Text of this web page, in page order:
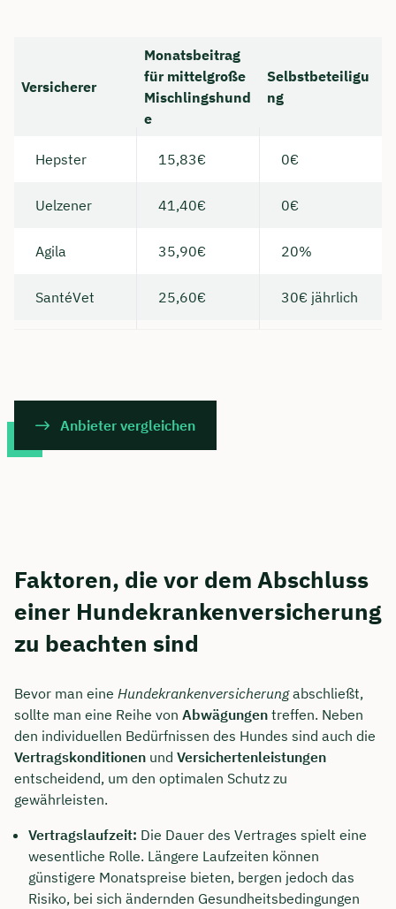
Versicherer
Monatsbeitrag
für mittelgroße
Mischlingshund
e
Selbstbeteiligu
ng
Hepster 15,83€ 0€
Uelzener 41,40€ 0€
Agila 35,90€ 20%
SantéVet 25,60€ 30€ jährlich
Anbieter vergleichen
Faktoren, die vor dem Abschluss
einer Hundekrankenversicherung
zu beachten sind
Bevor man eine Hundekrankenversicherungabschließt,
sollte man eine Reihe von Abwägungen treffen. Neben
den individuellen Bedürfnissen des Hundes sind auch die
Vertragskonditionen und Versichertenleistungen
entscheidend, um den optimalen Schutz zu
gewährleisten.
Vertragslaufzeit: Die Dauer des Vertrages spielt eine
wesentliche Rolle. Längere Laufzeiten können
günstigere Monatspreise bieten, bergen jedoch das
Risiko, bei sich ändernden Gesundheitsbedingungen